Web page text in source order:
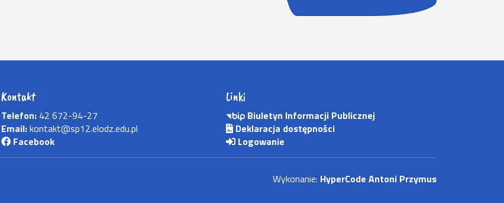
Kontakt
Telefon: 42 672-94-27
Email:kontakt@sp12.elodz.edu.pl
Facebook
Linki
Biuletyn Informacji Publicznej
Deklaracja dostępności
Logowanie
Wykonanie: HyperCode Antoni Przymus